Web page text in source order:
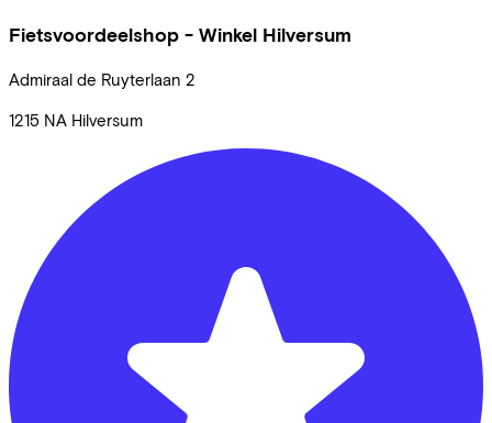
Fietsvoordeelshop - Winkel Hilversum
Admiraal de Ruyterlaan 2
1215 NA Hilversum